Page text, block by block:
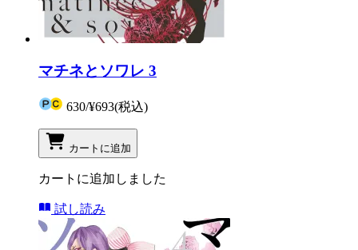
マチネとソワレ 3
630/¥693(税込)
カートに追加
カートに追加しました
試し読み